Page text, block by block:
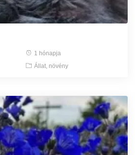
1 hónapja
Állat, növény